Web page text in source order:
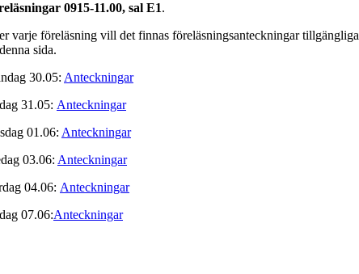
0915-11.00, sal E1.
varje föreläsning vill det finnas föreläsningsanteckningar tillgängliga
sida.
30.05: Anteckningar
31.05: Anteckningar
01.06: Anteckningar
03.06: Anteckningar
04.06: Anteckningar
07.06:Anteckningar